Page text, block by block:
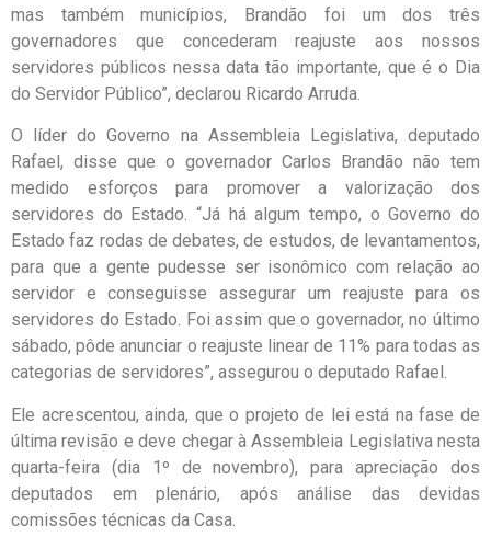
mas também municípios, Brandão foi um dos três
governadores que concederam reajuste aos nossos
servidores públicos nessa data tão importante, que é o Dia
do Servidor Público”, declarou Ricardo Arruda.
O líder do Governo na Assembleia Legislativa, deputado
Rafael, disse que o governador Carlos Brandão não tem
medido esforços para promover a valorização dos
servidores do Estado. “Já há algum tempo, o Governo do
Estado faz rodas de debates, de estudos, de levantamentos,
para que a gente pudesse ser isonômico com relação ao
servidor e conseguisse assegurar um reajuste para os
servidores do Estado. Foi assim que o governador, no último
sábado, pôde anunciar o reajuste linear de 11% para todas as
categorias de servidores”, assegurou o deputado Rafael.
Ele acrescentou, ainda, que o projeto de lei está na fase de
última revisão e deve chegar à Assembleia Legislativa nesta
quarta-feira (dia 1º de novembro), para apreciação dos
deputados em plenário, após análise das devidas
comissões técnicas da Casa.